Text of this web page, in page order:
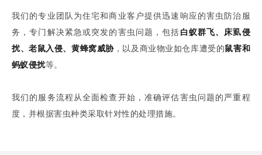
我们的专业团队为住宅和商业客户提供迅速响应的害虫防治服
务，专门解决紧急或突发的害虫问题，包括白蚁群飞、床虱侵
扰、老鼠入侵、黄蜂窝威胁，以及商业物业如仓库遭受的鼠害和
蚂蚁侵扰等。
我们的服务流程从全面检查开始，准确评估害虫问题的严重程
度，并根据害虫种类采取针对性的处理措施。